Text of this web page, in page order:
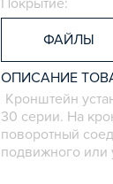
Покрытие:
ФАЙЛЫ
ОПИСАНИЕ
Кронштейн устанавливается на профиль
30 серии. На
поворотный
подвижного или